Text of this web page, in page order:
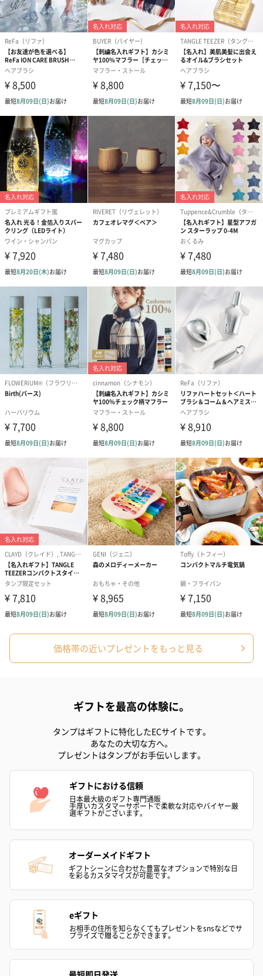
価格帯の近いプレゼントをもっと見る
ギフトを最高の体験に。
タンプはギフトに特化したECサイトです。
あなたの大切な方へ。
プレゼントはタンプがお手伝いします。
ギフトにおける信頼
日本最大級のギフト専門通販
手厚いカスタマーサポートで柔軟な対応やバイヤー厳
選ギフトがございます。
オーダーメイドギフト
ギフトシーンに合わせた豊富なオプションで特別な日
を彩るカスタマイズが可能です。
eギフト
お相手の住所を知らなくてもプレゼントをsnsなどでサ
プライズで贈ることができます。